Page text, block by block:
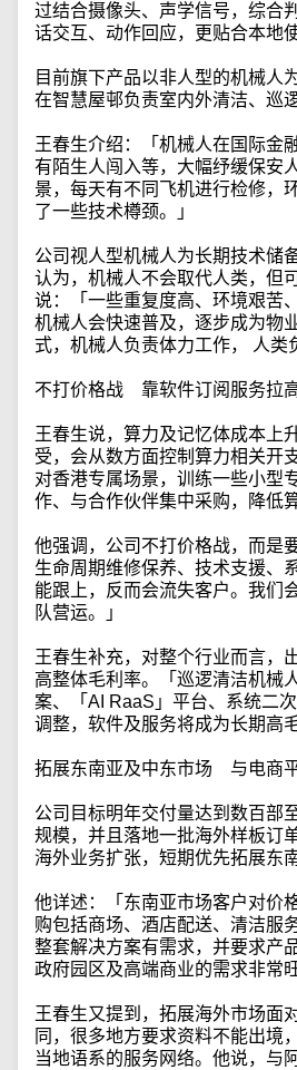
过结合摄像头、声学信号，综合
话交互、动作回应，更贴合本地
目前旗下产品以非人型的机械人
在智慧屋邨负责室内外清洁、巡
王春生介绍：「机械人在国际金
有陌生人闯入等，大幅纾缓保安
景，每天有不同飞机进行检修，
了一些技术樽颈。」
公司视人型机械人为长期技术储
认为，机械人不会取代人类，但
说：「一些重复度高、环境艰苦
机械人会快速普及，逐步成为物
式，机械人负责体力工作， 人类
不打价格战 靠软件订阅服务拉
王春生说，算力及记忆体成本上
受，会从数方面控制算力相关开
对香港专属场景，训练一些小型
作、与合作伙伴集中采购，降低
他强调，公司不打价格战，而是
生命周期维修保养、技术支援、
能跟上，反而会流失客户。我们
队营运。」
王春生补充，对整个行业而言，
高整体毛利率。「巡逻清洁机械
案、「AI RaaS」平台、系统二
调整，软件及服务将成为长期高
拓展东南亚及中东市场 与电商
公司目标明年交付量达到数百部
规模，并且落地一批海外样板订
海外业务扩张，短期优先拓展东
他详述：「东南亚市场客户对价
购包括商场、酒店配送、清洁服
整套解决方案有需求，并要求产
政府园区及高端商业的需求非常
王春生又提到，拓展海外市场面
同，很多地方要求资料不能出境
当地语系的服务网络。他说，与